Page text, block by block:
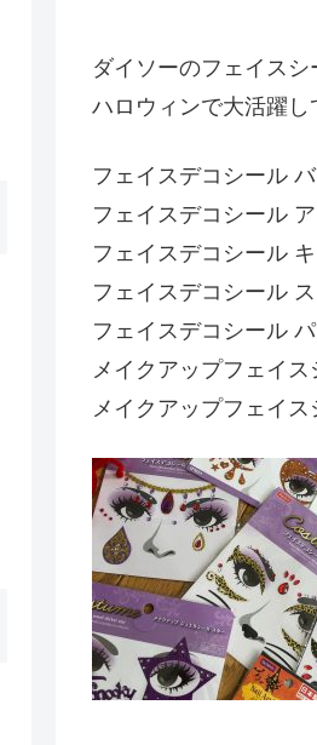
ダイソーのフェイスシ
ハロウィンで大活躍
フェイスデコシール
フェイスデコシール
フェイスデコシール
フェイスデコシール
フェイスデコシール
メイクアップフェイ
メイクアップフェイ